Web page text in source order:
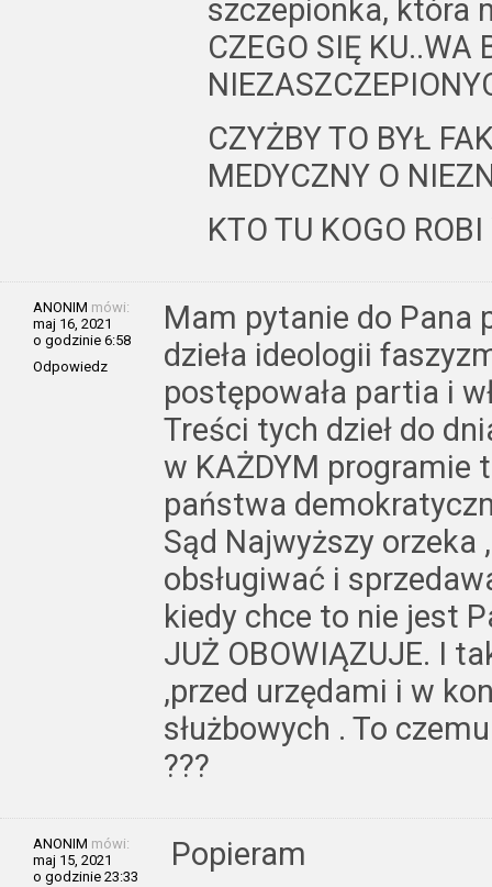
szczepionka, która
CZEGO SIĘ KU..WA
CZYŻBY TO BYŁ
MEDYCZNY O
KTO TU KOGO
ANONIM mówi:
maj 16, 2021
o godzinie 6:58
Odpowiedz
Mam pytanie do Pana
dzieła ideologii
postępowała partia i
Treści tych dzieł do
w KAŻDYM programie
państwa
Sąd Najwyższy
obsługiwać i
kiedy chce to nie jest
JUŻ OBOWIĄZUJE. I
,przed urzędami i w
służbowych . To
???
ANONIM mówi:
maj 15, 2021
o godzinie 23:33
Popieram